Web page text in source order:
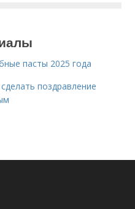
пасты 2025 года
поздравление